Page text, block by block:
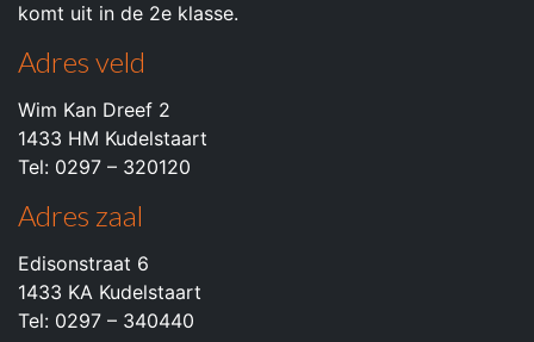
komt uit in de 2e klasse.
Adres veld
Wim Kan Dreef 2
1433 HM Kudelstaart
Tel: 0297 – 320120
Adres zaal
Edisonstraat 6
1433 KA Kudelstaart
Tel: 0297 – 340440